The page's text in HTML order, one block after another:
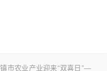
市农业产业迎来“双喜日”—